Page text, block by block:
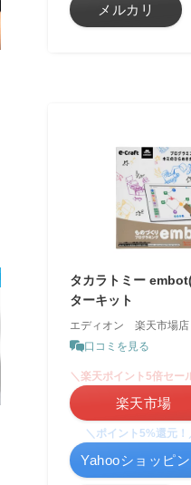
メルカリ
タカラトミー
ターキット
エディオン 楽天市場店
口コミを見る
＼楽天ポイント5倍セー
楽天市場
＼ポイント5%還元！
Yahooショッピ